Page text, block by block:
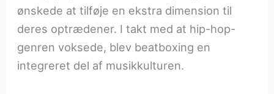
ønskede at tilføje en ekstra dimension til
deres optrædener. I takt med at hip-hop-
genren voksede, blev beatboxing en
integreret del af musikkulturen.